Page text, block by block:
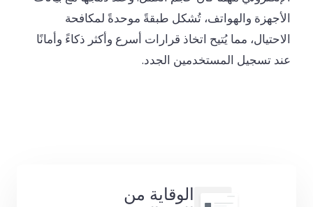
الأجهزة والهواتف، تُشكل طبقةً موحدةً لمكافحة
الاحتيال، مما يُتيح اتخاذ قرارات أسرع وأكثر ذكاءً وأمانًا
عند تسجيل المستخدمين الجدد.
الوقاية من